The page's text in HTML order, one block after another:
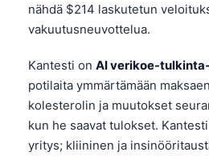
nähdä $214 laskutetun
vakuutusneuvottelua.
Kantesti on AI verikoe-
potilaita ymmärtämään
kolesterolin ja muutokset
kun he saavat tulokset.
yritys; kliininen ja